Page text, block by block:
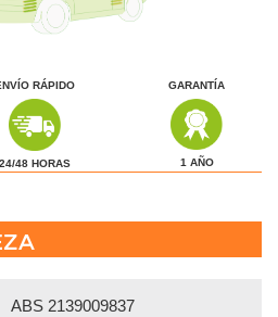
RÁPIDO
24/48 HORAS
GARANTÍA
1 AÑO
ABS 2139009837